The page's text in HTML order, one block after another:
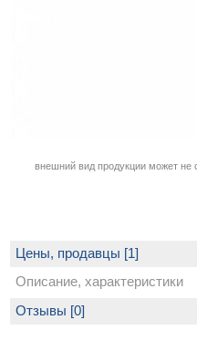
внешний вид продукции может не
Цены, продавцы [1]
Описание, характеристики
Отзывы [0]